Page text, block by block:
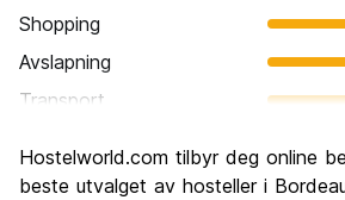
Shopping
Avslapning
Transport
Kultur
Hostelworld.com tilbyr deg online
beste utvalget av hosteller i